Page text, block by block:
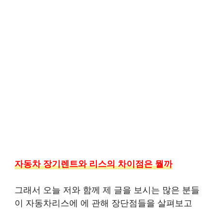
자동차 장기렌트와 리스의 차이점은 뭘까
그래서 오늘 저와 함께 제 글을 보시는 많은 분들
이 자동차리스에 에 관해 장단점들을 살펴보고